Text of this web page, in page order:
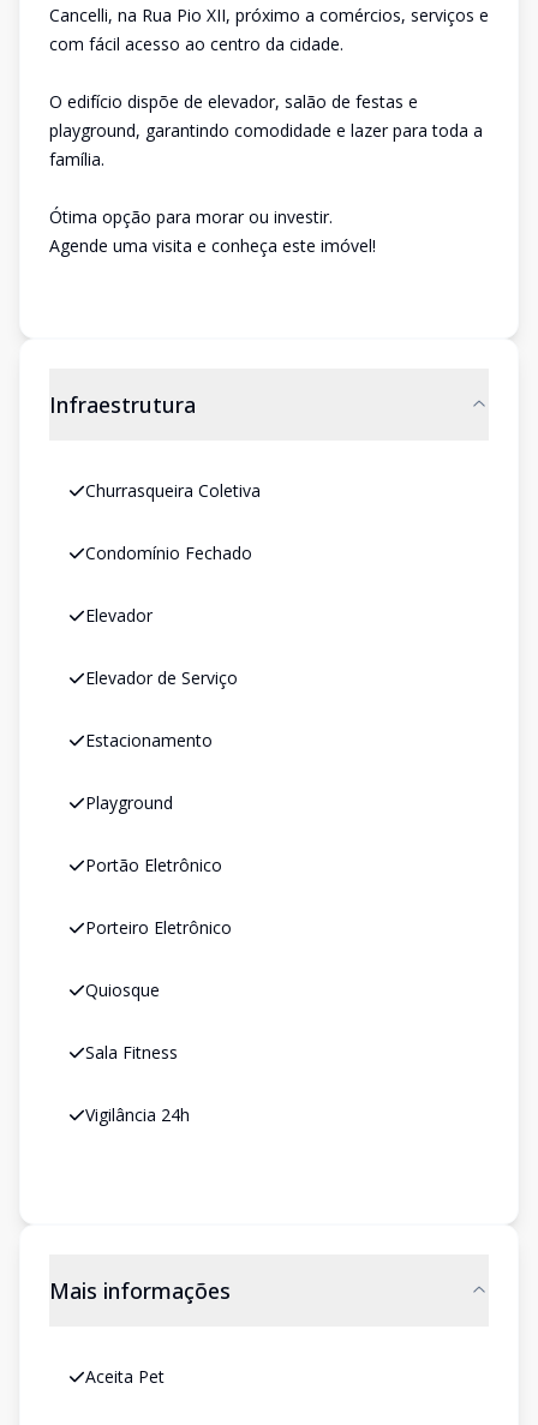
Cancelli, na Rua Pio XII, próximo a comércios, serviços e
com fácil acesso ao centro da cidade.
O edifício dispõe de elevador, salão de festas e
playground, garantindo comodidade e lazer para toda a
família.
Ótima opção para morar ou investir.
Agende uma visita e conheça este imóvel!
Infraestrutura
Churrasqueira Coletiva
Condomínio Fechado
Elevador
Elevador de Serviço
Estacionamento
Playground
Portão Eletrônico
Porteiro Eletrônico
Quiosque
Sala Fitness
Vigilância 24h
Mais informações
Aceita Pet